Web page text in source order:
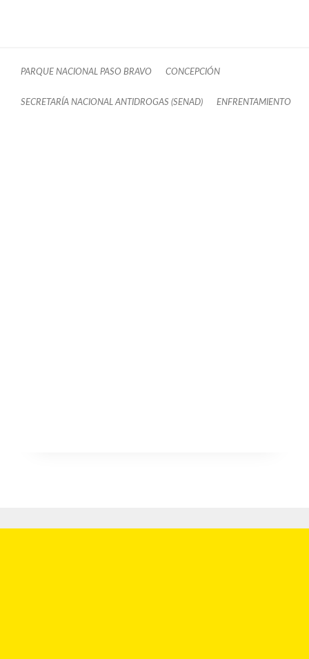
PARQUE NACIONAL PASO BRAVO CONCEPCIÓN
SECRETARÍA NACIONAL ANTIDROGAS (SENAD) ENFRENTAMIENTO